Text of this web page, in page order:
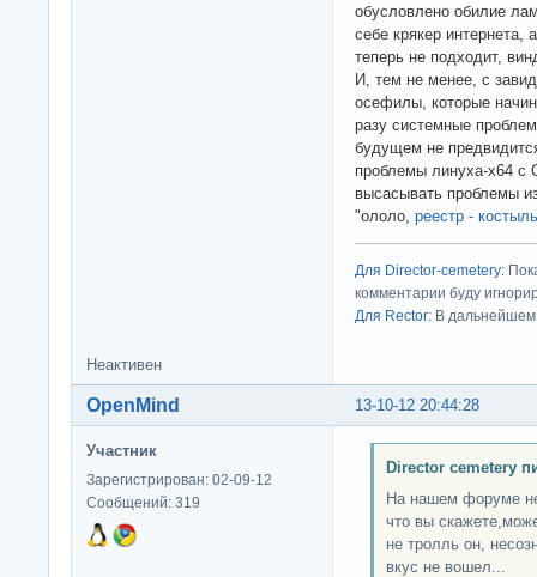
обусловлено обилие
себе крякер интернета,
теперь не подходит,
И, тем не менее, с
осефилы, которые
разу системные
будущем не
проблемы линуха-x64 с
высасывать проблемы
"ололо, реестр - костыль
Для Director-cemetery:
комментарии буду
Для Rector: В дальнейшем
Неактивен
13-10-12 20:44:28
OpenMind
Участник
Зарегистрирован: 02-09-12
Сообщений: 319
Director cemetery
На нашем форуме
что вы
не тролль он,
вкус не вошел...